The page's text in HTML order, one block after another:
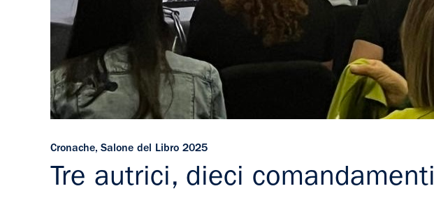
Cronache, Salone del Libro 2025
Tre autrici, dieci comandamenti